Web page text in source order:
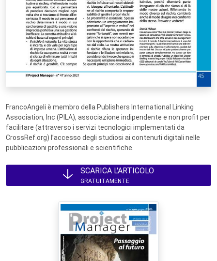
FrancoAngeli è membro della Publishers International Linking
Association, Inc (PILA), associazione indipendente e non profit per
facilitare (attraverso i servizi tecnologici implementati da
CrossRef.org) l’accesso degli studiosi ai contenuti digitali nelle
pubblicazioni professionali e scientifiche.
SCARICA L'ARTICOLO
GRATUITAMENTE